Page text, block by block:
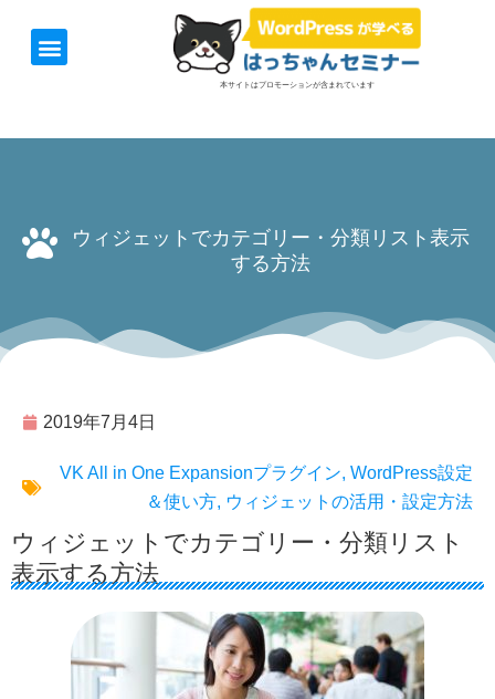
本サイトはプロモーションが含まれています
ウィジェットでカテゴリー・分類リスト表示
する方法
2019年7月4日
VK All in One Expansionプラグイン, WordPress設定
＆使い方, ウィジェットの活用・設定方法
ウィジェットでカテゴリー・分類リスト
表示する方法